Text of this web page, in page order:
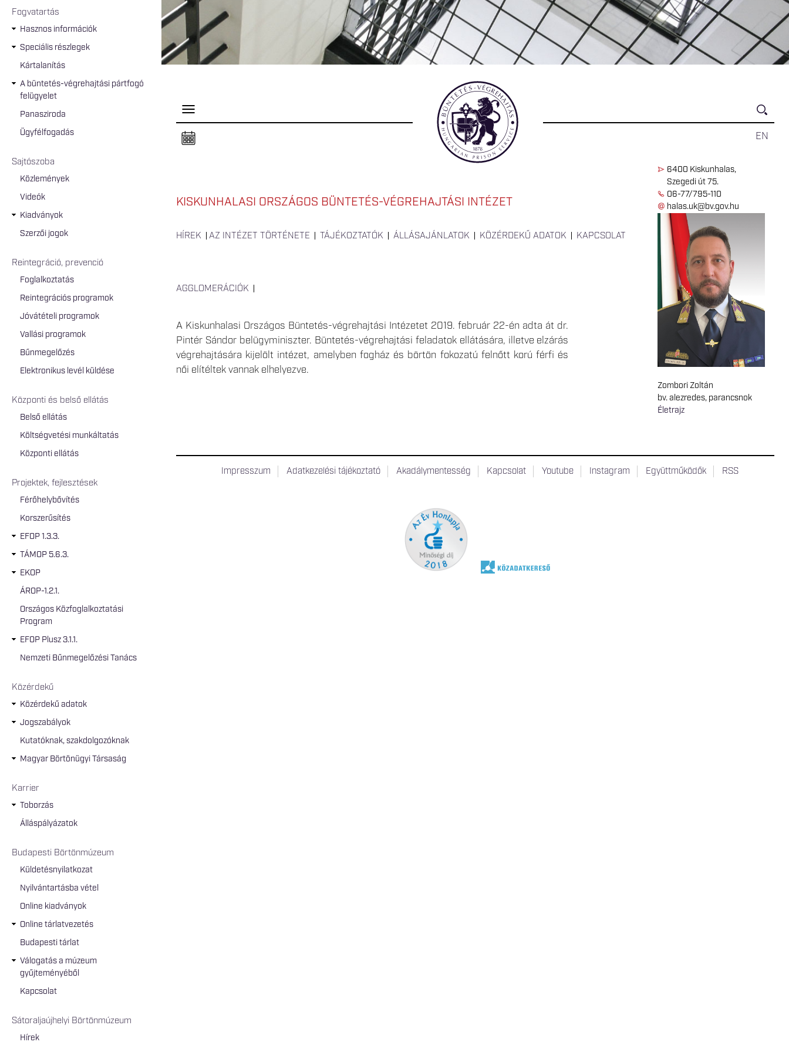
Fogvatartás
Hasznos információk
Speciális részlegek
Kártalanítás
A büntetés-végrehajtási pártfogó
felügyelet
Panasziroda
Ügyfélfogadás
Sajtószoba
Közlemények
Videók
Kiadványok
Szerzői jogok
Reintegráció, prevenció
Foglalkoztatás
Reintegrációs programok
Jóvátételi programok
Vallási programok
Bűnmegelőzés
Elektronikus levél küldése
Központi és belső ellátás
Belső ellátás
Költségvetési munkáltatás
Központi ellátás
Projektek, fejlesztések
Férőhelybővítés
Korszerűsítés
EFOP 1.3.3.
TÁMOP 5.6.3.
EKOP
ÁROP-1.2.1.
Országos Közfoglalkoztatási
Program
EFOP Plusz 3.1.1.
Nemzeti Bűnmegelőzési Tanács
Közérdekű
Közérdekű adatok
Jogszabályok
Kutatóknak, szakdolgozóknak
Magyar Börtönügyi Társaság
Karrier
Toborzás
Álláspályázatok
Budapesti Börtönmúzeum
Küldetésnyilatkozat
Nyilvántartásba vétel
Online kiadványok
Online tárlatvezetés
Budapesti tárlat
Válogatás a múzeum
gyűjteményéből
Kapcsolat
Sátoraljaújhelyi Börtönmúzeum
Hírek
EN
P
e
l
s
a
KISKUNHALASI ORSZÁGOS BÜNTETÉS-VÉGREHAJTÁSI INTÉZET
6400 Kiskunhalas,
Szegedi út 75.
06-77/795-110
halas.uk@bv.gov.hu
Zombori Zoltán
bv. alezredes, parancsnok
Életrajz
HÍREK AZ INTÉZET TÖRTÉNETE TÁJÉKOZTATÓK ÁLLÁSAJÁNLATOK KÖZÉRDEKŰ ADATOK KAPCSOLAT
AGGLOMERÁCIÓK
A Kiskunhalasi Országos Büntetés-végrehajtási Intézetet 2019. február 22-én adta át dr.
Pintér Sándor belügyminiszter. Büntetés-végrehajtási feladatok ellátására, illetve elzárás
végrehajtására kijelölt intézet, amelyben fogház és börtön fokozatú felnőtt korú férfi és
női elítéltek vannak elhelyezve.
Impresszum Adatkezelési tájékoztató Akadálymentesség Kapcsolat Youtube Instagram Együttműködők RSS